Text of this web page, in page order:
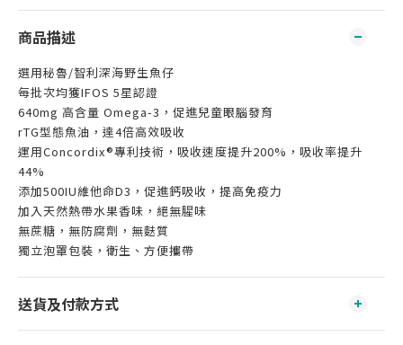
商品描述
選用秘魯/智利深海野生魚仔
每批次均獲IFOS 5星認證
640mg 高含量 Omega-3，促進兒童眼腦發育
rTG型態魚油，達4倍高效吸收
運用Concordix®專利技術，吸收速度提升200%，吸收率提升
44%
添加500IU維他命D3，促進鈣吸收，提高免疫力
加入天然熱帶水果香味，絕無腥味
無蔗糖，無防腐劑，無麩質
獨立泡罩包裝，衛生、方便攜帶
送貨及付款方式